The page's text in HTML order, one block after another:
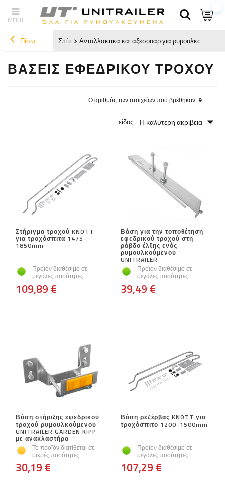
Πίσω Σπίτι Ανταλλακτικα και αξεσουαρ για ρυμουλκουμενα
ΒΆΣΕΙΣ ΕΦΕΔΡΙΚΟΎ ΤΡΟΧΟΎ
Ο αριθμός των στοιχείων που βρέθηκαν: 9
είδος Η καλύτερη ακρίβεια
Στήριγμα τροχού KNOTT
για τροχόσπιτα 1475-
1850mm
Προϊόν διαθέσιμο σε
μεγάλες ποσότητες
109,89 €
Βάση για την τοποθέτηση
εφεδρικού τροχού στη
ράβδο έλξης ενός
ρυμουλκούμενου
UNITRAILER
Προϊόν διαθέσιμο σε
μεγάλες ποσότητες
39,49 €
Βάση στήριξης εφεδρικού
τροχού ρυμουλκούμενου
UNITRAILER GARDEN KIPP
με ανακλαστήρα
Το προϊόν διατίθεται σε
μικρές ποσότητες
30,19 €
Βάση ρεζέρβας KNOTT για
τροχόσπιτο 1200-1500mm
Προϊόν διαθέσιμο σε
μεγάλες ποσότητες
107,29 €